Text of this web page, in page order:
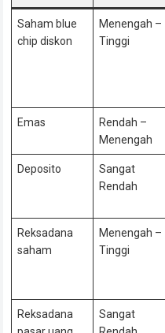
Saham blue
chip diskon
Menengah –
Tinggi
Emas
Rendah –
Menengah
Deposito
Sangat
Rendah
Reksadana
saham
Menengah –
Tinggi
Reksadana
Sangat